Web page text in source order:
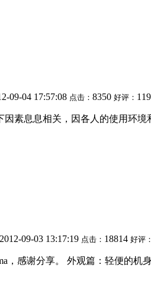
09-04 17:57:08 点击： 8350 好评： 119
素息息相关，因各人的使用环
2012-09-03 13:17:19 点击： 18814 好评：
，感谢分享。 外观篇：轻便的